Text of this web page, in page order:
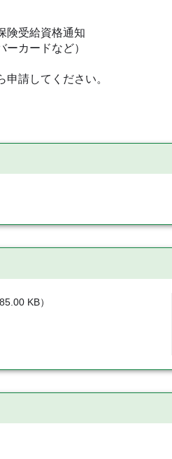
受給資格通知
カードなど）
請してください。
85.00 KB）